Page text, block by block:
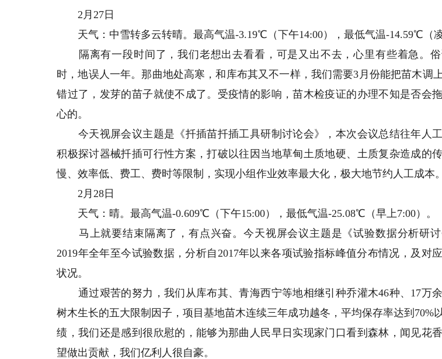
2月27日
天气：中雪转多云转晴。最高气温-3.19℃（下午14:00），最低气温-14.59℃（凌
隔离有一段时间了，我们老想出去看看，可是又出不去，心里有些着急。俗
时，地误人一年。那曲地处高寒，和库布其又不一样，我们需要3月份能把苗木调
错过了，发芽的苗子就使不成了。受疫情的影响，苗木检疫证的办理不知是否会
心的。
今天视屏会议主题是《扦插苗扦插工具研制讨论会》，本次会议总结往年人工
积极探讨器械扦插可行性方案，打破以往因当地草甸土质地硬、土质复杂造成的
慢、效率低、费工、费时等限制，实现小组作业效率最大化，极大地节约人工成本。
2月28日
天气：晴。最高气温-0.609℃（下午15:00），最低气温-25.08℃（早上7:00）。
马上就要结束隔离了，有点兴奋。今天视屏会议主题是《试验数据分析研讨
2019年全年至今试验数据，分析自2017年以来各项试验指标峰值分布情况，及对
状况。
通过艰苦的努力，我们从库布其、青海西宁等地相继引种乔灌木46种、17万
树木生长的五大限制因子，项目基地苗木连续三年成功越冬，平均保存率达到70%
绩，我们还是感到很欣慰的，能够为那曲人民早日实现家门口看到森林，闻见花
望做出贡献，我们亿利人很自豪。